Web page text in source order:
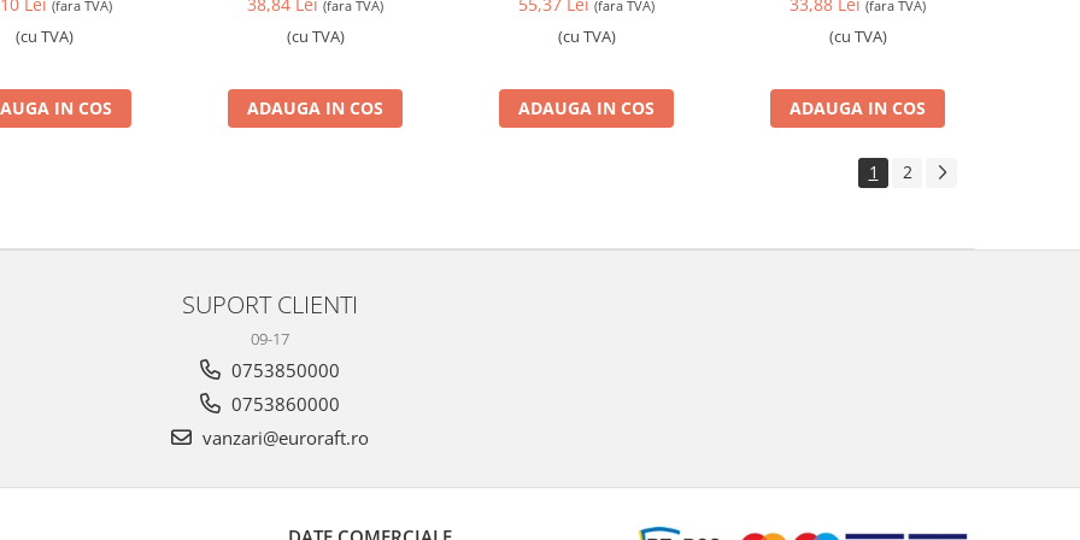
(fara TVA)
(cu TVA)
IN COS
(fara TVA)
(cu TVA)
ADAUGA IN COS
(fara TVA)
(cu TVA)
ADAUGA IN COS
(fara TVA)
(cu TVA)
ADAUGA IN COS
1 2
SUPORT CLIENTI
09-17
0753850000
0753860000
vanzari@euroraft.ro